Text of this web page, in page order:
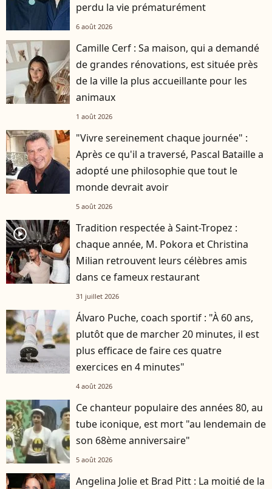
perdu la vie prématurément
6 août 2026
Camille Cerf : Sa maison, qui a demandé
de grandes rénovations, est située près
de la ville la plus accueillante pour les
animaux
1 août 2026
"Vivre sereinement chaque journée" :
Après ce qu'il a traversé, Pascal Bataille a
adopté une philosophie que tout le
monde devrait avoir
5 août 2026
player2
Tradition respectée à Saint-Tropez :
chaque année, M. Pokora et Christina
Milian retrouvent leurs célèbres amis
dans ce fameux restaurant
31 juillet 2026
Álvaro Puche, coach sportif : "À 60 ans,
plutôt que de marcher 20 minutes, il est
plus efficace de faire ces quatre
exercices en 4 minutes"
4 août 2026
Ce chanteur populaire des années 80, au
tube iconique, est mort "au lendemain de
son 68ème anniversaire"
5 août 2026
Angelina Jolie et Brad Pitt : La moitié de la